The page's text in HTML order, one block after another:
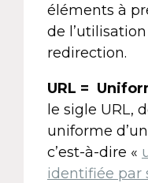
éléments à
de
redirection.
URL =
le sigle URL,
uniforme
c’est-à-dire «
identifiée par